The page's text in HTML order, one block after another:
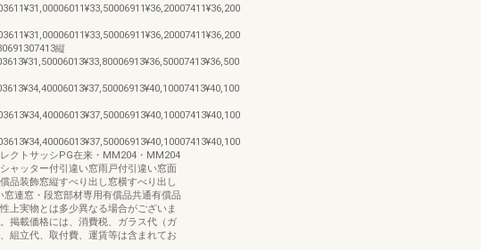
縦
クトサッシPG在来・MM204・MM204
ャッター付引違い窓雨戸付引違い窓面
品装飾窓縦すべり出し窓横すべり出し
窓連窓・段窓部材専用有償品共通有償品
上実物とは多少異なる場合がございま
掲載価格には、消費税、ガラス代（ガ
組立代、取付費、運賃等は含まれてお